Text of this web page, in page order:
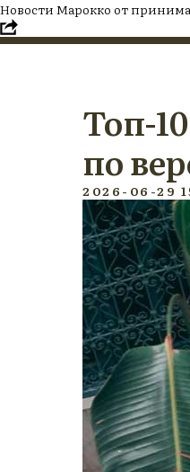
Новости Марокко от
Топ-
по
2026-06-29